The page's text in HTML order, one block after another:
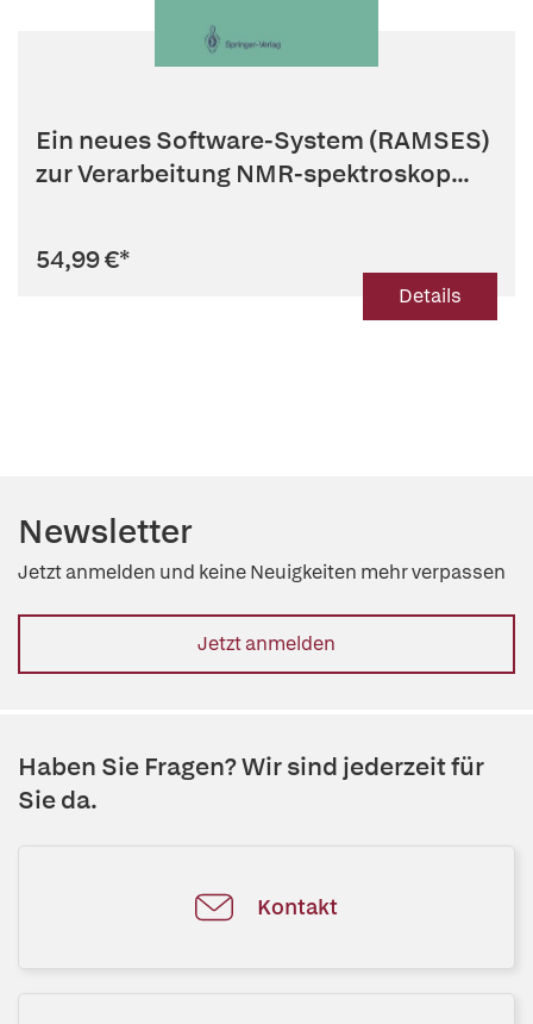
Ein neues Software-System (RAMSES)
zur Verarbeitung NMR-spektroskop...
54,99 €*
Details
Newsletter
Jetzt anmelden und keine Neuigkeiten mehr verpassen
Jetzt anmelden
Haben Sie Fragen? Wir sind jederzeit für
Sie da.
Kontakt